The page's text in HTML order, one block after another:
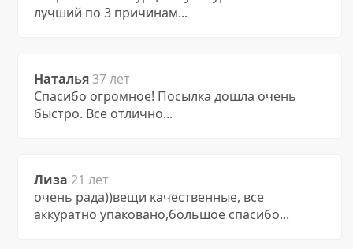
лучший по 3 причинам...
Наталья37 лет
Спасибо огромное! Посылка дошла очень
быстро. Все отлично...
Лиза 21 лет
очень рада))вещи качественные, все
аккуратно упаковано,большое спасибо...